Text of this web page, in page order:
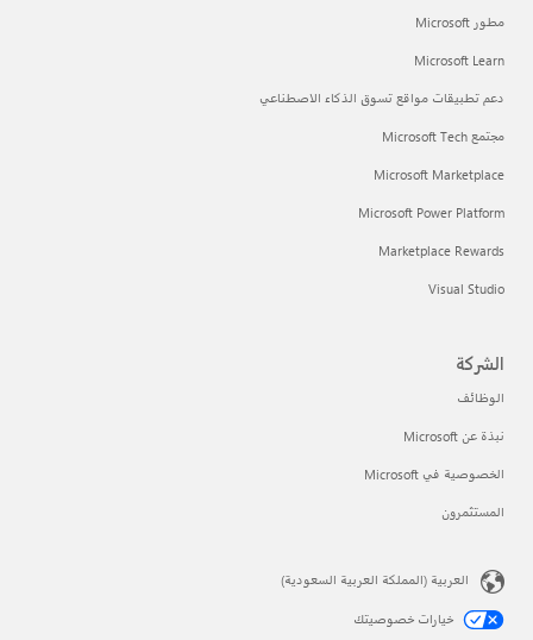
مطور Microsoft
Microsoft Learn
دعم تطبيقات مواقع تسوق الذكاء الاصطناعي
مجتمع Microsoft Tech
Microsoft Marketplace
Microsoft Power Platform
Marketplace Rewards
Visual Studio
الشركة
الوظائف
نبذة عن Microsoft
الخصوصية في Microsoft
المستثمرون
العربية (المملكة العربية السعودية)
خيارات خصوصيتك